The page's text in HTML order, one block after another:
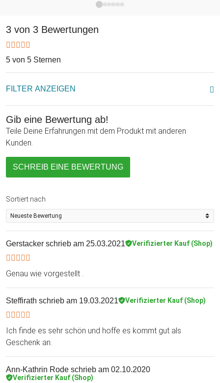
praktisch! Was will man mehr?!
3 von 3 Bewertungen
5 von 5 Sternen
FILTER ANZEIGEN
Gib eine Bewertung ab!
Teile Deine Erfahrungen mit dem Produkt mit anderen
Kunden.
SCHREIB EINE BEWERTUNG
Sortiert nach
Gerstacker schrieb am 25.03.2021 Verifizierter Kauf (Shop)
Genau wie vorgestellt .
Steffirath schrieb am 19.03.2021 Verifizierter Kauf (Shop)
Ich finde es sehr schön und hoffe es kommt gut als
Geschenk an.
Ann-Kathrin Rode schrieb am 02.10.2020
Verifizierter Kauf (Shop)